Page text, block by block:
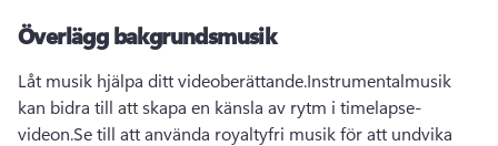
Överlägg bakgrundsmusik
Låt musik hjälpa ditt videoberättande.Instrumentalmusik
kan bidra till att skapa en känsla av rytm i timelapse-
videon.Se till att använda royaltyfri musik för att undvika